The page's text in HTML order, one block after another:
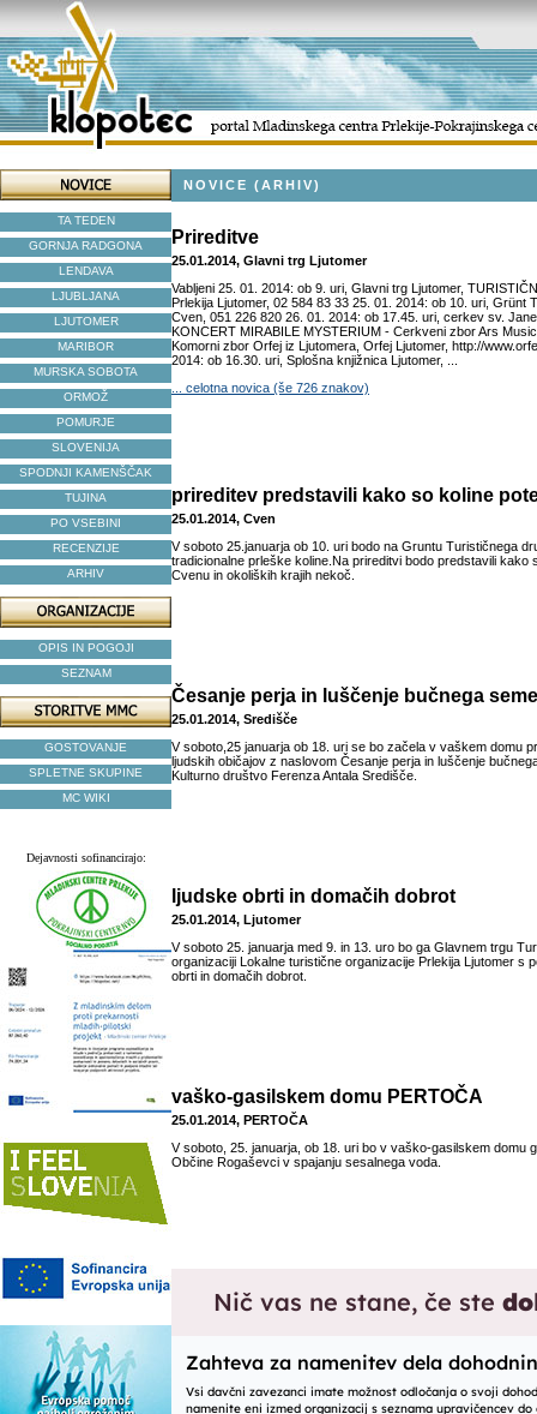
TA TEDEN
GORNJA RADGONA
LENDAVA
LJUBLJANA
LJUTOMER
MARIBOR
MURSKA SOBOTA
ORMOŽ
POMURJE
SLOVENIJA
SPODNJI KAMENŠČAK
TUJINA
PO VSEBINI
RECENZIJE
ARHIV
OPIS IN POGOJI
SEZNAM
GOSTOVANJE
SPLETNE SKUPINE
MC WIKI
Dejavnosti sofinancirajo:
NOVICE (ARHIV)
Prireditve
25.01.2014, Glavni trg Ljutomer
Vabljeni 25. 01. 2014: ob 9. uri, Glavni trg Ljutomer,
Prlekija Ljutomer, 02 584 83 33 25. 01. 2014: ob 10. uri, Grünt
Cven, 051 226 820 26. 01. 2014: ob 17.45. uri, cerkev sv.
KONCERT MIRABILE MYSTERIUM - Cerkveni zbor Ars
Komorni zbor Orfej iz Ljutomera, Orfej Ljutomer, http://
2014: ob 16.30. uri, Splošna knjižnica Ljutomer, ...
... celotna novica (še 726 znakov)
prireditev predstavili kako so koline
25.01.2014, Cven
V soboto 25.januarja ob 10. uri bodo na Gruntu Turističnega
tradicionalne prleške koline.Na prireditvi bodo predstavili kako
Cvenu in okoliških krajih nekoč.
Česanje perja in luščenje bučnega
25.01.2014, Središče
V soboto,25 januarja ob 18. uri se bo začela v vaškem domu
ljudskih običajov z naslovom Česanje perja in luščenje
Kulturno društvo Ferenza Antala Središče.
ljudske obrti in domačih dobrot
25.01.2014, Ljutomer
V soboto 25. januarja med 9. in 13. uro bo ga Glavnem trgu
organizaciji Lokalne turistične organizacije Prlekija Ljutomer s
obrti in domačih dobrot.
vaško-gasilskem domu PERTOČA
25.01.2014, PERTOČA
V soboto, 25. januarja, ob 18. uri bo v vaško-gasilskem domu
Občine Rogaševci v spajanju sesalnega voda.